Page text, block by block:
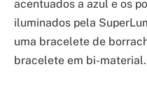
acentuados a azul e os
iluminados pela
uma bracelete de
bracelete em bi-material.